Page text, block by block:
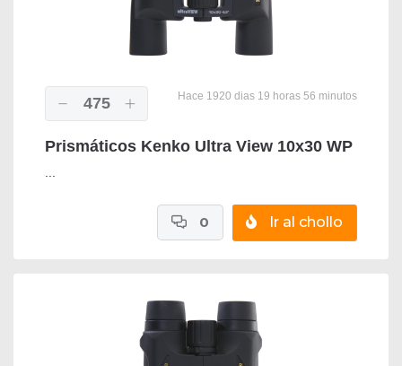
475 Hace 1920 dias 19 horas 56 minutos
Prismáticos Kenko Ultra View 10x30 WP
Ir al chollo
0